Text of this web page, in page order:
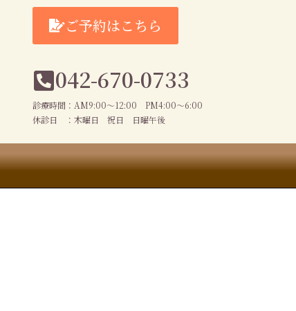
ご予約はこちら
042-670-0733
診療時間：AM9:00～12:00 PM4:00～6:00
休診日 ：木曜日 祝日 日曜午後